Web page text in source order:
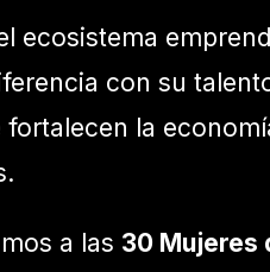
ecosistema
con su
la
a las 30 Mujeres